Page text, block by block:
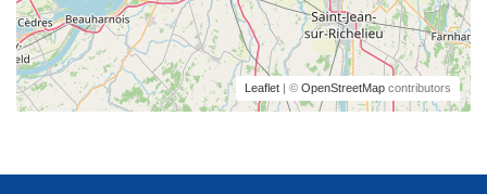
Leaflet | © OpenStreetMap contributors